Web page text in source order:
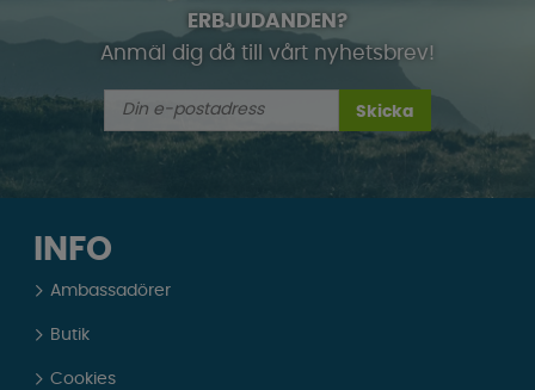
ERBJUDANDEN?
Anmäl dig då till vårt nyhetsbrev!
Skicka
INFO
Ambassadörer
Butik
Cookies